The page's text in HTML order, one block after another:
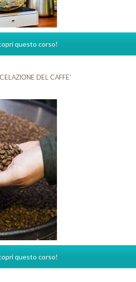
questo corso!
DEL CAFFE’
questo corso!